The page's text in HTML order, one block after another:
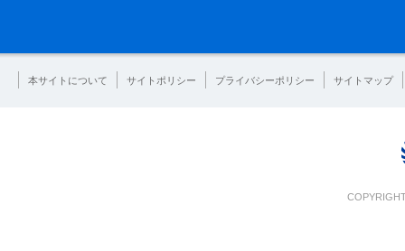
本サイトについて サイトポリシー プライバシーポリシー サイトマップ